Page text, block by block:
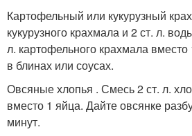
Картофельный или кукурузный
кукурузного крахмала и 2 ст. л.
л. картофельного крахмала
в блинах или соусах.
Овсяные хлопья . Смесь 2 ст. л.
вместо 1 яйца. Дайте овсянке
минут.